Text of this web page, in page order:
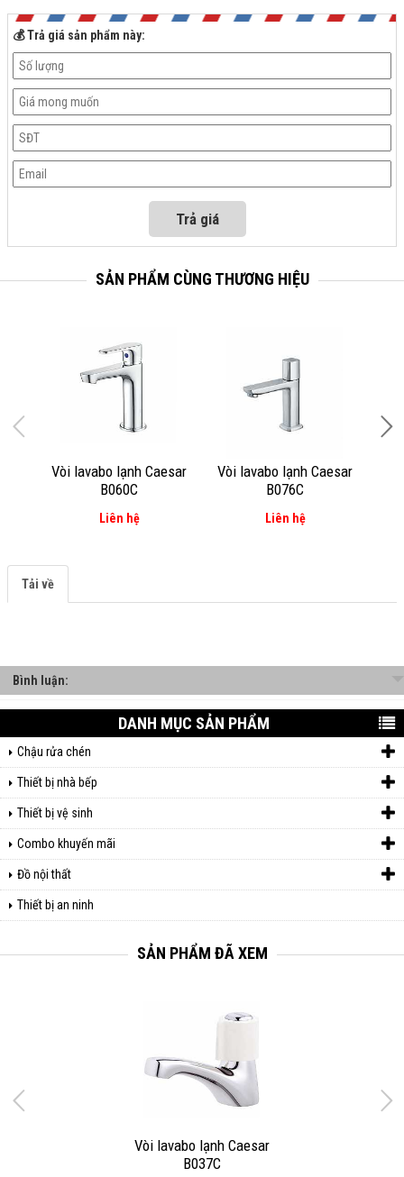
💰 Trả giá sản phẩm này:
SẢN PHẨM CÙNG THƯƠNG HIỆU
Vòi lavabo lạnh Caesar
B060C
Liên hệ
Vòi lavabo lạnh Caesar
B076C
Liên hệ
Tải về
Bình luận:
DANH MỤC SẢN PHẨM
Chậu rửa chén
Thiết bị nhà bếp
Thiết bị vệ sinh
Combo khuyến mãi
Đồ nội thất
Thiết bị an ninh
SẢN PHẨM ĐÃ XEM
Vòi lavabo lạnh Caesar
B037C